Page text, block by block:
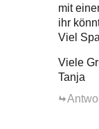
mit
ihr
Viel
Viele
Tanja